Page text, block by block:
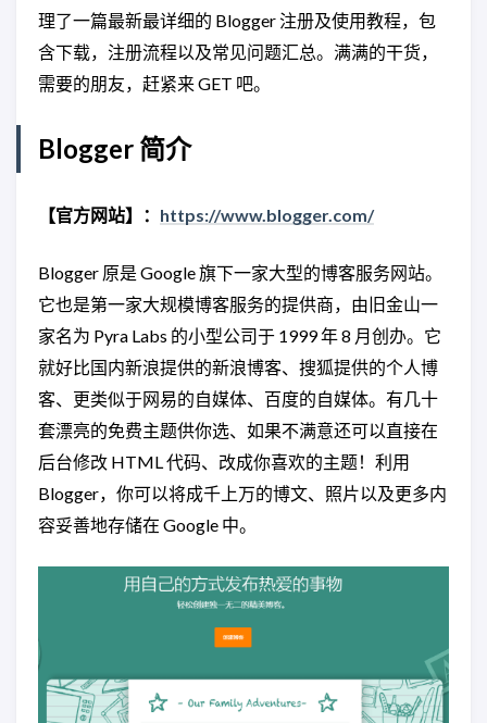
理了一篇最新最详细的 Blogger 注册及使用教程，包
含下载，注册流程以及常见问题汇总。满满的干货，
需要的朋友，赶紧来 GET 吧。
Blogger 简介
【官方网站】： https://www.blogger.com/
Blogger 原是 Google 旗下一家大型的博客服务网站。
它也是第一家大规模博客服务的提供商，由旧金山一
家名为 Pyra Labs 的小型公司于 1999 年 8 月创办。它
就好比国内新浪提供的新浪博客、搜狐提供的个人博
客、更类似于网易的自媒体、百度的自媒体。有几十
套漂亮的免费主题供你选、如果不满意还可以直接在
后台修改 HTML 代码、改成你喜欢的主题！利用
Blogger，你可以将成千上万的博文、照片以及更多内
容妥善地存储在 Google 中。